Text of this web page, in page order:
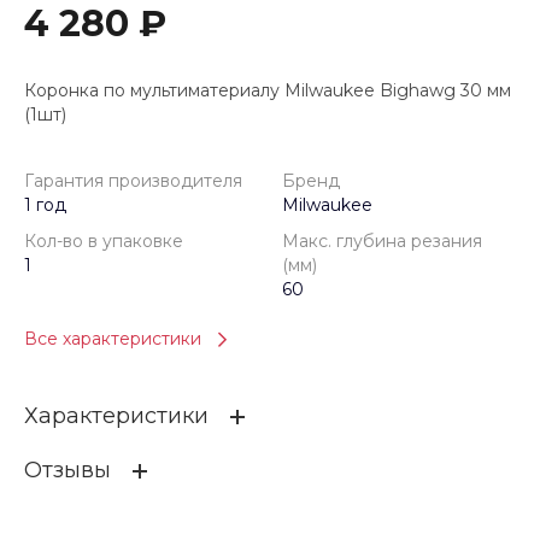
4 280 ₽
Коронка по мультиматериалу Milwaukee Bighawg 30 мм
(1шт)
Гарантия производителя
1 год
Бренд
Milwaukee
Кол-во в упаковке
1
Макс. глубина резания
(мм)
60
Все характеристики
Характеристики
Гарантия производителя
Отзывы